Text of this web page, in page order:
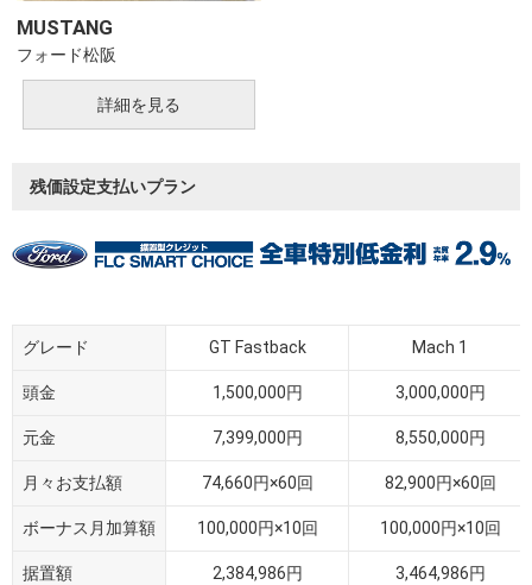
詳細を見る
MUSTANG
フォード松阪
詳細を見る
残価設定支払いプラン
グレード GT Fastback Mach 1
頭金 1,500,000円 3,000,000円
元金 7,399,000円 8,550,000円
月々お支払額 74,660円×60回 82,900円×60回
ボーナス月加算額 100,000円×10回 100,000円×10回
据置額 2,384,986円 3,464,986円